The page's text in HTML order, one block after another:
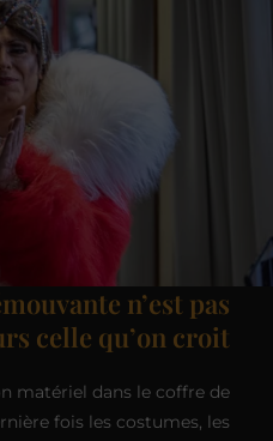
n’est pas
celle qu’on croit
matériel dans le coffre de
fois les costumes, les